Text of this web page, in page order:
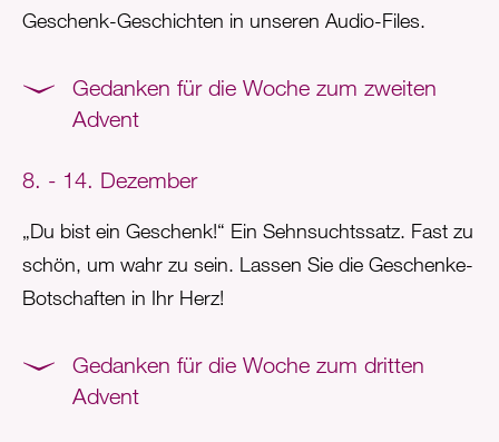
Geschenk-Geschichten in unseren Audio-Files.
Gedanken für die Woche zum zweiten
Advent
8. - 14. Dezember
„Du bist ein Geschenk!“ Ein Sehnsuchtssatz. Fast zu
schön, um wahr zu sein. Lassen Sie die Geschenke-
Botschaften in Ihr Herz!
Gedanken für die Woche zum dritten
Advent